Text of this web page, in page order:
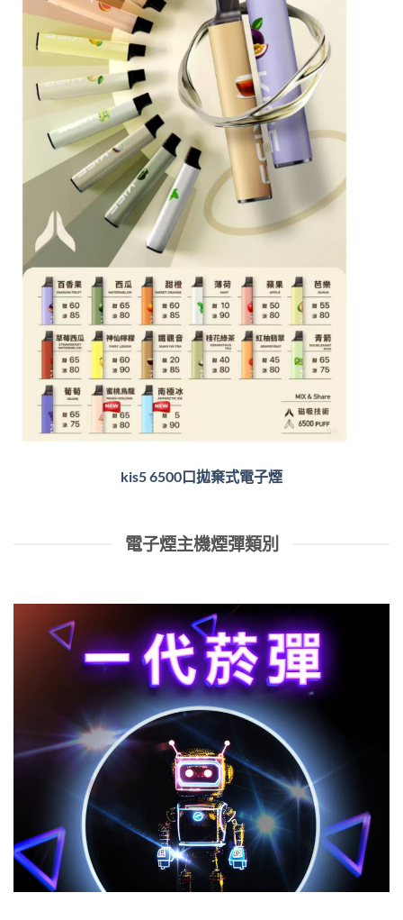
kis5 6500口拋棄式電子煙
電子煙主機煙彈類別